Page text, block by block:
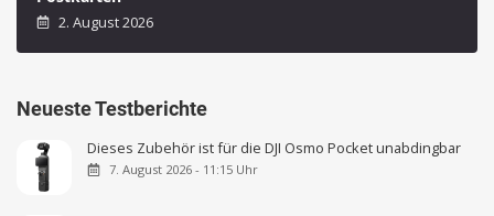
2. August 2026
Neueste Testberichte
Dieses Zubehör ist für die DJI Osmo Pocket unabdingbar
7. August 2026 - 11:15 Uhr